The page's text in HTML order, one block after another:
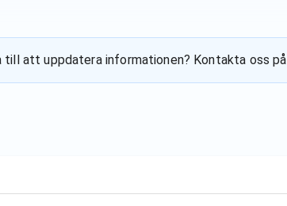
till att uppdatera informationen? Kontakta oss på